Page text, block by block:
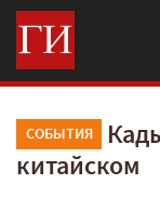
СОБЫТИЯ
китайском